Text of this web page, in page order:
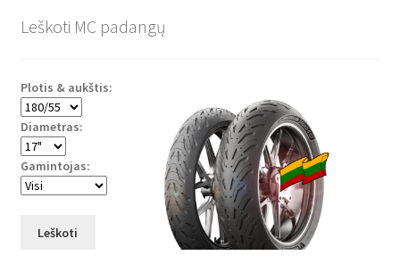
Leškoti MC padangų
Plotis & aukštis:
Diametras:
Gamintojas:
Leškoti